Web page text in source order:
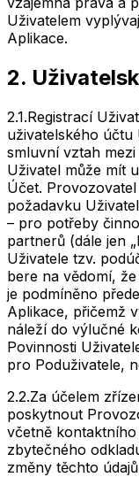
Uživatelem
Aplikace.
2.
2.1.Registrací
uživatelského účtu
smluvní vztah
Uživatel může mít
Účet.
požadavku
– pro potřeby
partnerů (dále jen
Uživatele tzv.
bere na vědomí,
je podmíněno
Aplikace, přičemž
náleží do výlučné
Povinnosti
pro Poduživatele,
2.2.Za účelem
poskytnout
včetně
zbytečného
změny těchto